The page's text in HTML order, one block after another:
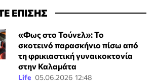
ΕΠΙΣΗΣ
«Φως στο Τούνελ»: Το
σκοτεινό παρασκήνιο πίσω από
τη φρικιαστική γυναικοκτονία
στην Καλαμάτα
Life 05.06.2026 12:48